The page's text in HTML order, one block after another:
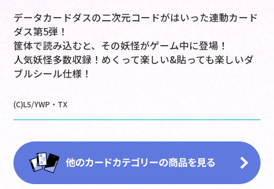
データカードダスの二次元コードがはいった連動カード
ダス第5弾！
筐体で読み込むと、その妖怪がゲーム中に登場！
人気妖怪多数収録！めくって楽しい&貼っても楽しいダ
ブルシール仕様！
(C)L5/YWP・TX